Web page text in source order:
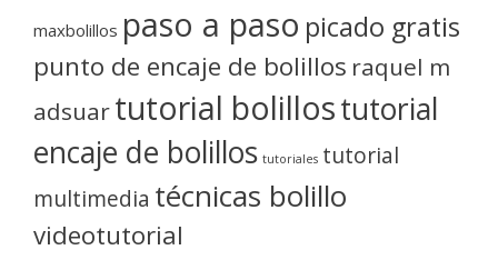
maxbolillos paso a paso picado gratis
punto de encaje de bolillos raquel m
adsuartutorial bolillostutorial
encaje de bolillos tutoriales tutorial
multimedia técnicas bolillo
videotutorial